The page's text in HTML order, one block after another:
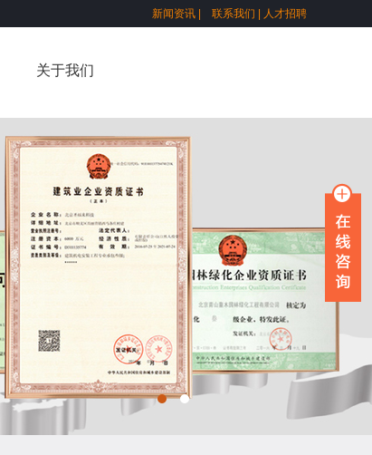
新闻资讯 联系我们 人才招聘
关于我们